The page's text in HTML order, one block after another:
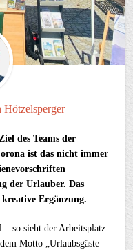
Hötzelsperger
des Teams der
ist das nicht immer
der Urlauber. Das
Ergänzung.
– so sieht der Arbeitsplatz
Motto „Urlaubsgäste